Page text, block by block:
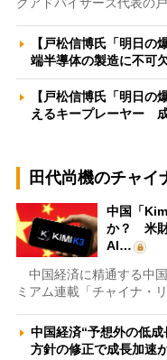
【戸松信博氏「明日の
端半導体の製造に不可
【戸松信博氏「明日
えるキープレーヤー
田代尚機のチャイ
中国「
か？ 米財
AI…
中国経済に精通する中
ミアム連載「チャイナ・
中国経済“予想外の低
方針の修正で成長加速